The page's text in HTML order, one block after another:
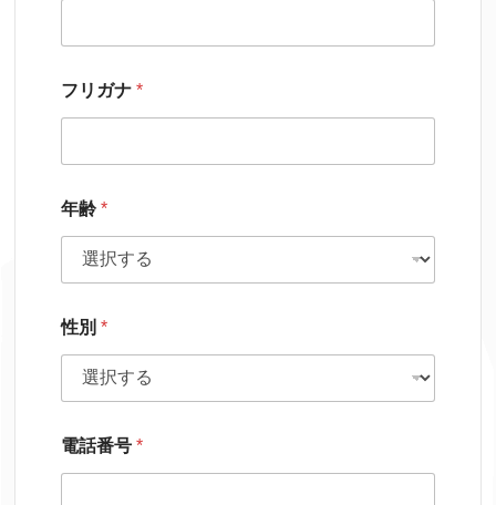
フリガナ*
年齢*
性別*
電話番号*